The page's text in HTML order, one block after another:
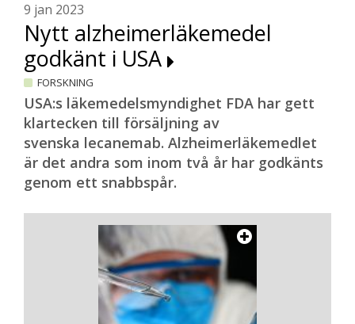
9 jan 2023
Nytt alzheimerläkemedel
godkänt i USA
FORSKNING
USA:s läkemedelsmyndighet FDA har gett
klartecken till försäljning av
svenska lecanemab. Alzheimerläkemedlet
är det andra som inom två år har godkänts
genom ett snabbspår.